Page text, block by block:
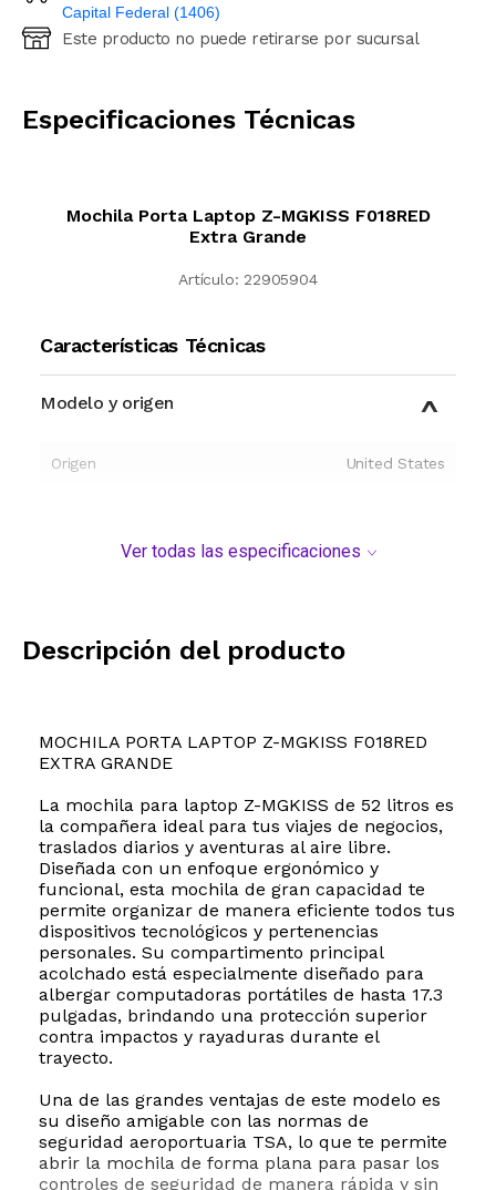
Capital Federal (1406)
Ingresá código postal (sólo números)
Este producto no puede retirarse por sucursal
Especificaciones Técnicas
Mochila Porta Laptop Z-MGKISS F018RED
Extra Grande
Artículo: 22905904
Características Técnicas
Modelo y origen
Origen United States
Ver todas las especificaciones
Descripción del producto
MOCHILA PORTA LAPTOP Z-MGKISS F018RED
EXTRA GRANDE
La mochila para laptop Z-MGKISS de 52 litros es
la compañera ideal para tus viajes de negocios,
traslados diarios y aventuras al aire libre.
Diseñada con un enfoque ergonómico y
funcional, esta mochila de gran capacidad te
permite organizar de manera eficiente todos tus
dispositivos tecnológicos y pertenencias
personales. Su compartimento principal
acolchado está especialmente diseñado para
albergar computadoras portátiles de hasta 17.3
pulgadas, brindando una protección superior
contra impactos y rayaduras durante el
trayecto.
Una de las grandes ventajas de este modelo es
su diseño amigable con las normas de
seguridad aeroportuaria TSA, lo que te permite
abrir la mochila de forma plana para pasar los
controles de seguridad de manera rápida y sin